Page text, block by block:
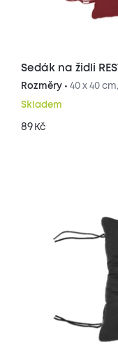
Sedák na židli
Rozměry • 40 x 40
Skladem
89 Kč